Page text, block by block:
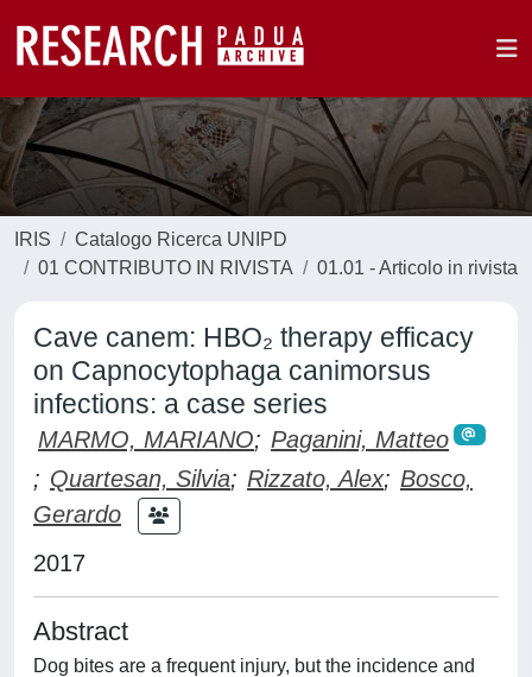
IRIS
Catalogo Ricerca UNIPD
01 CONTRIBUTO IN RIVISTA
01.01 - Articolo in rivista
Cave canem: HBO₂ therapy efficacy
on Capnocytophaga canimorsus
infections: a case series
MARMO, MARIANO; Paganini, Matteo
; Quartesan, Silvia; Rizzato, Alex; Bosco,
Gerardo
2017
Abstract
Dog bites are a frequent injury, but the incidence and